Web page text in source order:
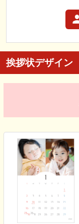
挨拶状デザイン